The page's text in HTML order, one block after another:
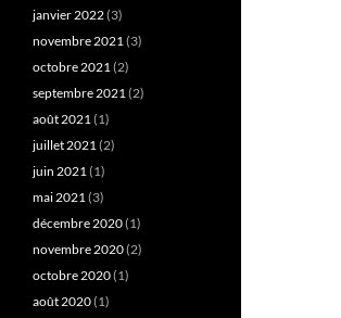
janvier 2022(3)
novembre 2021(3)
octobre 2021(2)
septembre 2021(2)
août 2021(1)
juillet 2021(2)
juin 2021(1)
mai 2021(3)
décembre 2020(1)
novembre 2020(2)
octobre 2020(1)
août 2020(1)